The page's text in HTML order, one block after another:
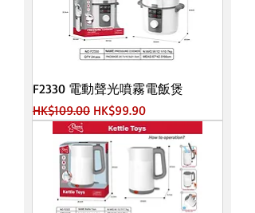
F2330 電動聲光噴霧電飯煲
一般價格
HK$109.00 促銷價格
HK$99.90